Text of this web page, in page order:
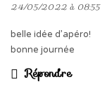
24/05/2022 à 08:55
belle idée d’apéro!
bonne journée
Répondre